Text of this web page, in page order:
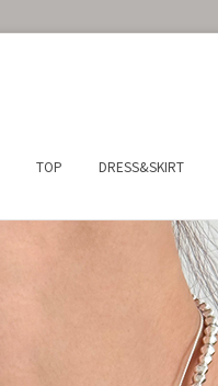
TOP DRESS&SKIRT